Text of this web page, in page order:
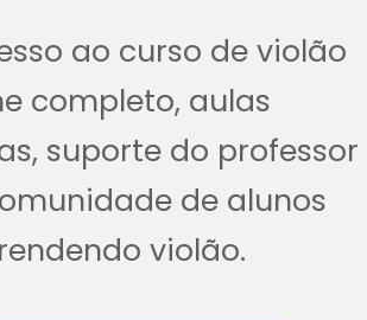
ao curso de violão
completo, aulas
suporte do professor
de alunos
violão.